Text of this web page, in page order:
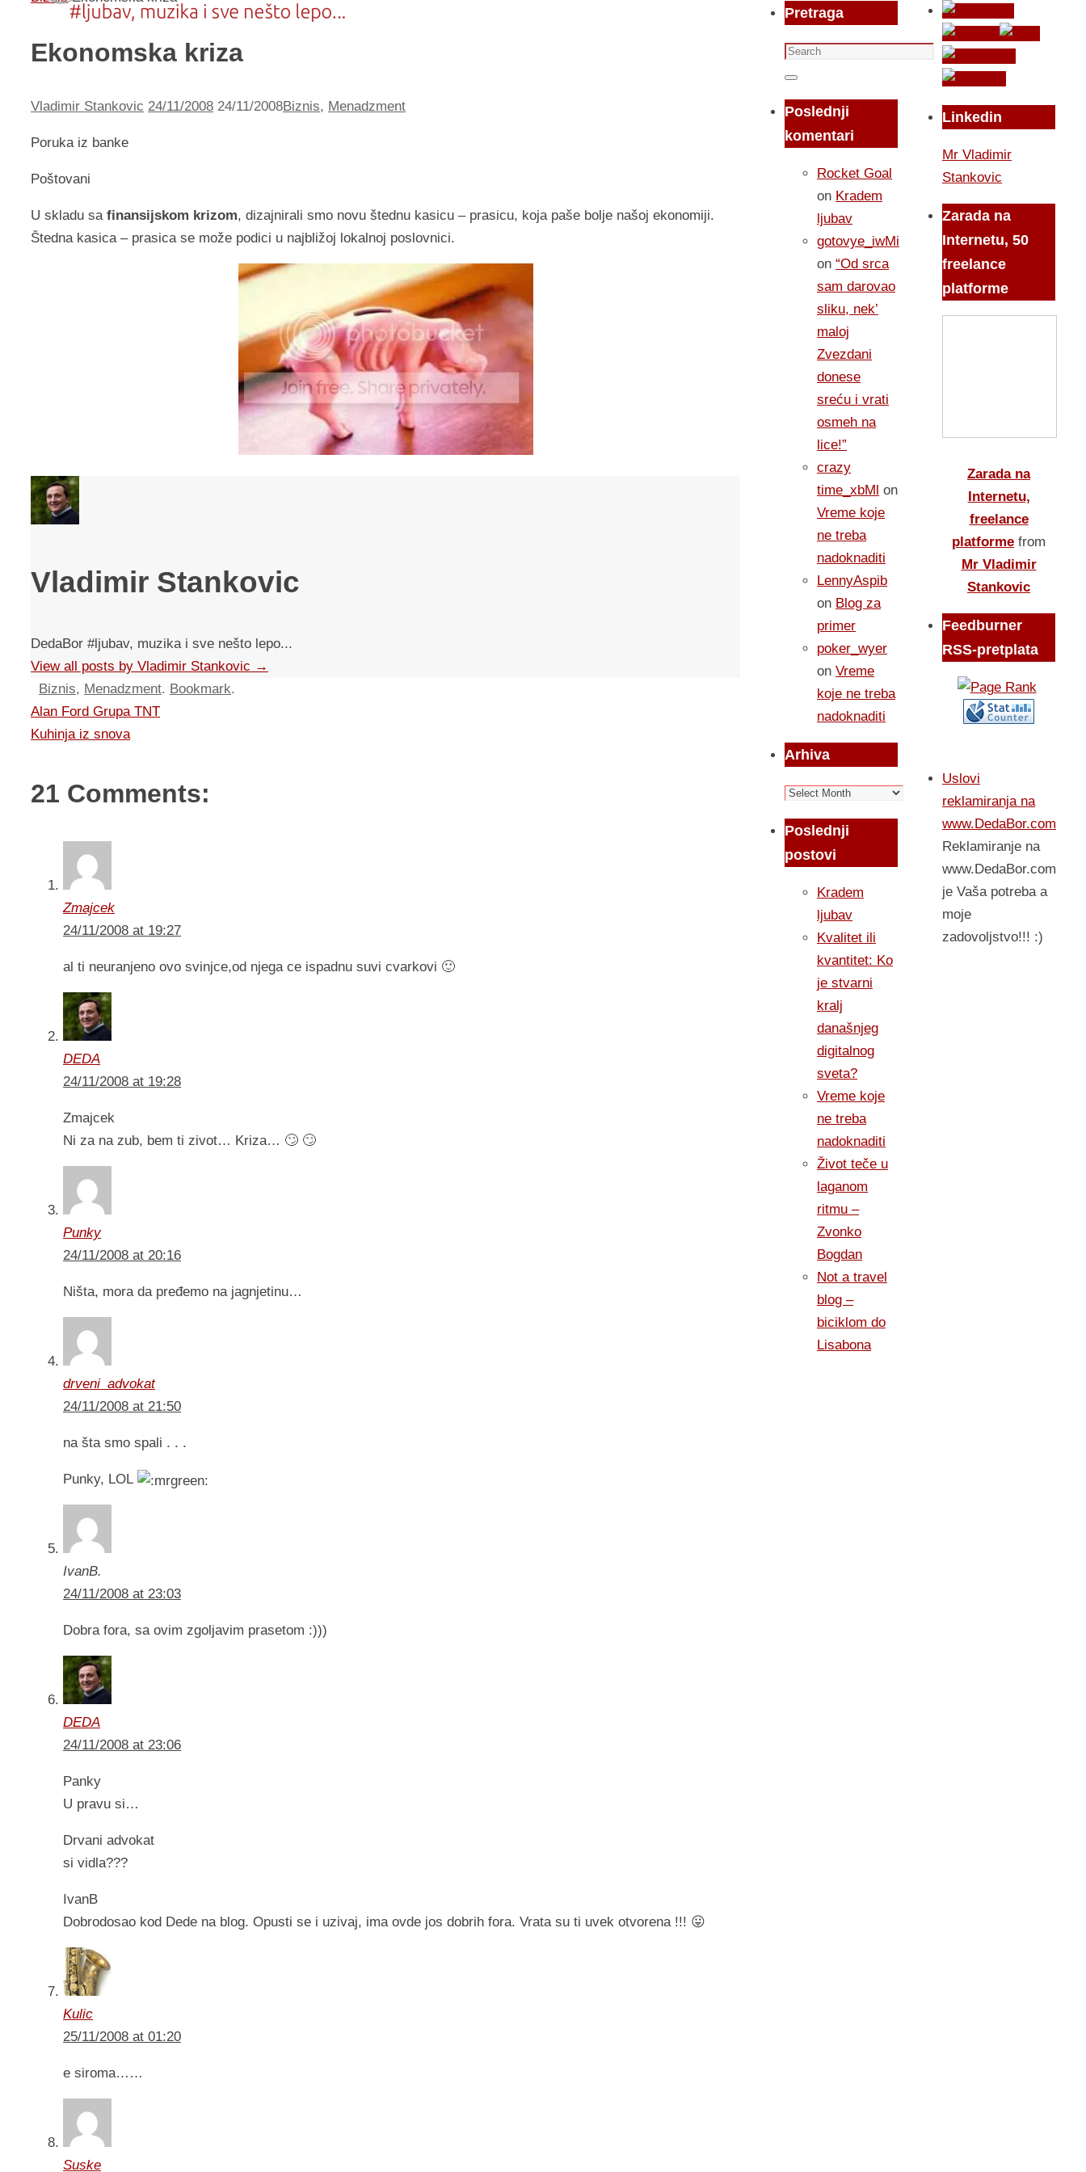
Ekonomska kriza
Vladimir Stankovic 24/11/2008 24/11/2008Biznis, Menadzment
Poruka iz banke
Poštovani
U skladu sa finansijskom krizom, dizajnirali smo novu štednu kasicu – prasicu, koja paše bolje našoj ekonomiji.
Štedna kasica – prasica se može podici u najbližoj lokalnoj poslovnici.
Vladimir Stankovic
DedaBor #ljubav, muzika i sve nešto lepo...
View all posts by Vladimir Stankovic →
Biznis, Menadzment. Bookmark.
Alan Ford Grupa TNT
Kuhinja iz snova
21 Comments:
Zmajcek
24/11/2008 at 19:27
al ti neuranjeno ovo svinjce,od njega ce ispadnu suvi cvarkovi 🙂
DEDA
24/11/2008 at 19:28
Zmajcek
Ni za na zub, bem ti zivot… Kriza… 🙄 🙄
Punky
24/11/2008 at 20:16
Ništa, mora da pređemo na jagnjetinu…
drveni_advokat
24/11/2008 at 21:50
na šta smo spali . . .
Punky, LOL
IvanB.
24/11/2008 at 23:03
Dobra fora, sa ovim zgoljavim prasetom :)))
DEDA
24/11/2008 at 23:06
Panky
U pravu si…
Drvani advokat
si vidla???
IvanB
Dobrodosao kod Dede na blog. Opusti se i uzivaj, ima ovde jos dobrih fora. Vrata su ti uvek otvorena !!! 😛
Kulic
25/11/2008 at 01:20
e siroma……
Suske
Pretraga
Search
for:
Search
Poslednji
komentari
Rocket Goal
on Kradem
ljubav
gotovye_iwMi
on “Od srca
sam darovao
sliku, nek’
maloj
Zvezdani
donese
sreću i vrati
osmeh na
lice!”
crazy
time_xbMl on
Vreme koje
ne treba
nadoknaditi
LennyAspib
on Blog za
primer
poker_wyer
on Vreme
koje ne treba
nadoknaditi
Arhiva
Arhiva
Poslednji
postovi
Kradem
ljubav
Kvalitet ili
kvantitet: Ko
je stvarni
kralj
današnjeg
digitalnog
sveta?
Vreme koje
ne treba
nadoknaditi
Život teče u
laganom
ritmu –
Zvonko
Bogdan
Not a travel
blog –
biciklom do
Lisabona
Linkedin
Mr Vladimir
Stankovic
Zarada na
Internetu, 50
freelance
platforme
Zarada na
Internetu,
freelance
platforme from
Mr Vladimir
Stankovic
Feedburner
RSS-pretplata
Uslovi
reklamiranja na
www.DedaBor.com
Reklamiranje na
www.DedaBor.com
je Vaša potreba a
moje
zadovoljstvo!!! :)